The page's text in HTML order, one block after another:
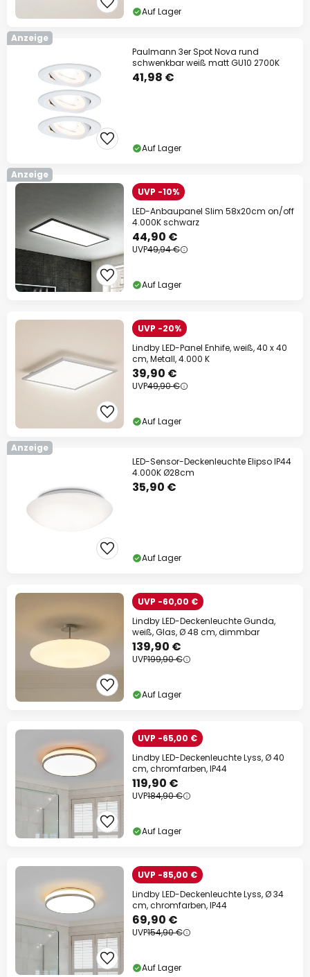
Auf Lager
Anzeige
Paulmann 3er Spot Nova rund
schwenkbar weiß matt GU10 2700K
41,98 €
Auf Lager
Anzeige
UVP -10%
LED-Anbaupanel Slim 58x20cm on/off
4.000K schwarz
44,90 €
UVP49,94 €
Auf Lager
UVP -20%
Lindby LED-Panel Enhife, weiß, 40 x 40
cm, Metall, 4.000 K
39,90 €
UVP49,90 €
Auf Lager
Anzeige
LED-Sensor-Deckenleuchte Elipso IP44
4.000K Ø28cm
35,90 €
Auf Lager
UVP -60,00 €
Lindby LED-Deckenleuchte Gunda,
weiß, Glas, Ø 48 cm, dimmbar
139,90 €
UVP199,90 €
Auf Lager
UVP -65,00 €
Lindby LED-Deckenleuchte Lyss, Ø 40
cm, chromfarben, IP44
119,90 €
UVP184,90 €
Auf Lager
UVP -85,00 €
Lindby LED-Deckenleuchte Lyss, Ø 34
cm, chromfarben, IP44
69,90 €
UVP154,90 €
Auf Lager